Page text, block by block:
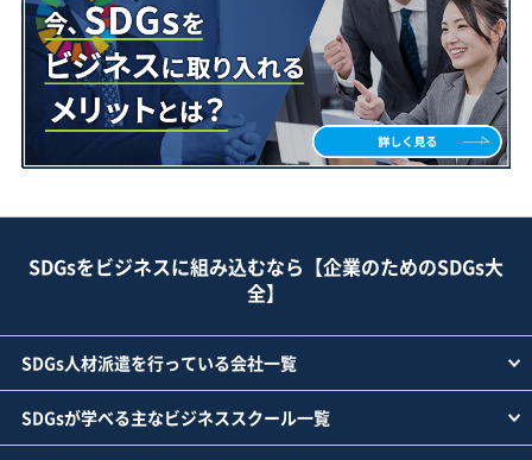
SDGsをビジネスに組み込むなら【企業のためのSDGs大
全】
SDGs人材派遣を行っている会社一覧
SDGsが学べる主なビジネススクール一覧